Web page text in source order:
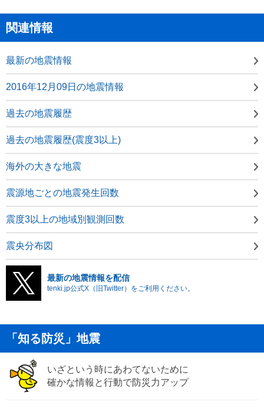
関連情報
最新の地震情報
2016年12月09日の地震情報
過去の地震履歴
過去の地震履歴(震度3以上)
海外の大きな地震
震源地ごとの地震発生回数
震度3以上の地域別観測回数
震央分布図
最新の地震情報を配信
tenki.jp公式X（旧Twitter）をご利用ください。
「知る防災」地震
いざという時にあわてないために
確かな情報と行動で防災力アップ